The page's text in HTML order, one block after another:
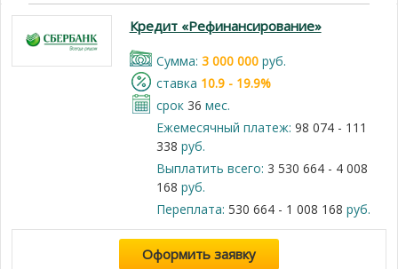
Кредит «Рефинансирование»
Cумма: 3 000 000руб.
cтавка 10.9 - 19.9%
срок 36 мес.
Ежемесячный платеж: 98 074 - 111
338 руб.
Выплатить всего: 3 530 664 - 4 008
168 руб.
Переплата: 530 664 - 1 008 168 руб.
Оформить заявку